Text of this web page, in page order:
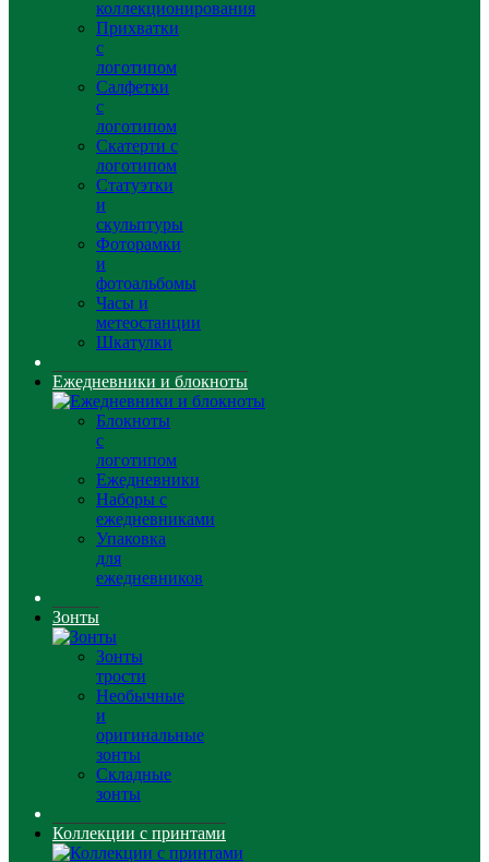
коллекционирования
Прихватки
с
логотипом
Салфетки
с
логотипом
Скатерти с
логотипом
Статуэтки
и
скульптуры
Фоторамки
и
фотоальбомы
Часы и
метеостанции
Шкатулки
Ежедневники и блокноты
Блокноты
с
логотипом
Ежедневники
Наборы с
ежедневниками
Упаковка
для
ежедневников
Зонты
Зонты
трости
Необычные
и
оригинальные
зонты
Складные
зонты
Коллекции с принтами